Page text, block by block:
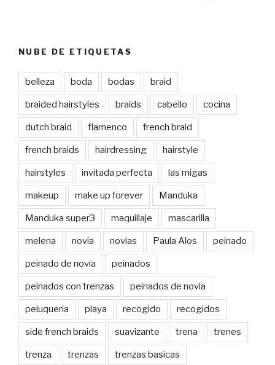
NUBE DE ETIQUETAS
belleza boda bodas braid
braided hairstyles braids cabello cocina
dutch braid flamenco french braid
french braids hairdressing hairstyle
hairstyles invitada perfecta las migas
makeup make up forever Manduka
Manduka super3 maquillaje mascarilla
melena novia novias Paula Alos peinado
peinado de novia peinados
peinados con trenzas peinados de novia
peluqueria playa recogido recogidos
side french braids suavizante trena trenes
trenza trenzas trenzas basicas